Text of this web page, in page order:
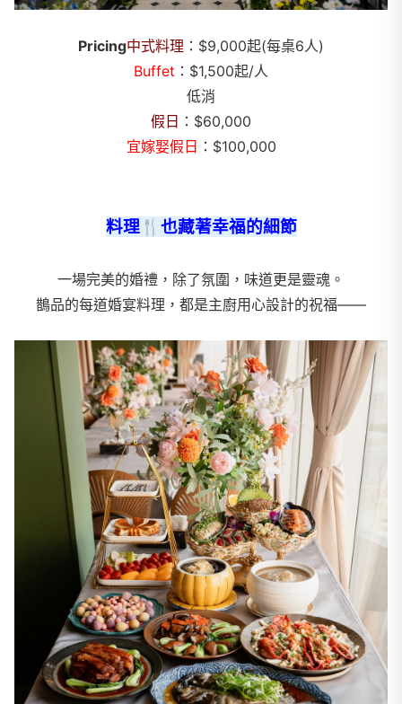
Pricing中式料理 ：$9,000起(每桌6人)
Buffet ：$1,500起/人
低消
假日 ：$60,000
宜嫁娶假日 ：$100,000
料理🍴也藏著幸福的細節
一場完美的婚禮，除了氛圍，味道更是靈魂。
鵲品的每道婚宴料理，都是主廚用心設計的祝福——